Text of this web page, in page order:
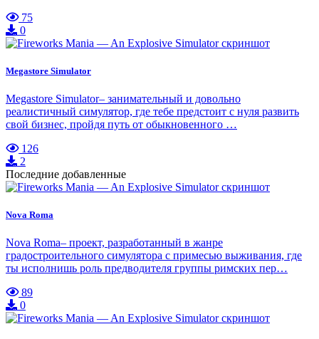
75
0
Megastore Simulator
Megastore Simulator– занимательный и довольно
реалистичный симулятор, где тебе предстоит с нуля развить
свой бизнес, пройдя путь от обыкновенного …
126
2
Последние добавленные
Nova Roma
Nova Roma– проект, разработанный в жанре
градостроительного симулятора с примесью выживания, где
ты исполнишь роль предводителя группы римских пер…
89
0